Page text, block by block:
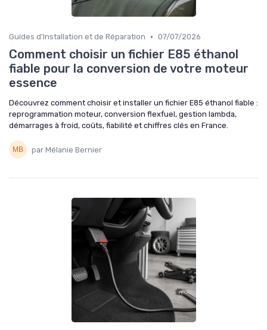
Guides d'Installation et de Réparation • 07/07/2026
Comment choisir un fichier E85 éthanol
fiable pour la conversion de votre moteur
essence
Découvrez comment choisir et installer un fichier E85 éthanol fiable :
reprogrammation moteur, conversion flexfuel, gestion lambda,
démarrages à froid, coûts, fiabilité et chiffres clés en France.
par Mélanie Bernier